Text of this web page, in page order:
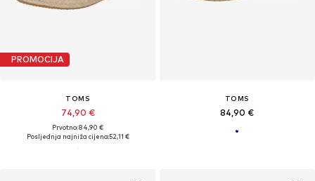
PROMOCIJA
TOMS
74,90 €
Prvotno: 84,90 €
Posljednja najniža cijena:52,11 €
TOMS
84,90 €